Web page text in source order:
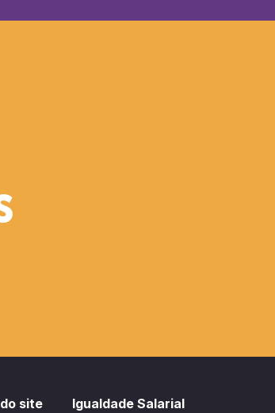
site Igualdade Salarial